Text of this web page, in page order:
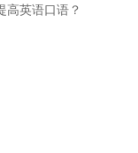
高英语口语？